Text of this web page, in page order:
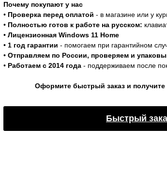
Почему покупают у нас
• Проверка перед оплатой - в магазине или у
• Полностью готов к работе на русском:
• Лицензионная Windows 11 Home
• 1 год гарантии - помогаем при гарантийном
• Отправляем по России, проверяем и
• Работаем с 2014 года - поддерживаем после
Оформите быстрый заказ и получите
Быстрый